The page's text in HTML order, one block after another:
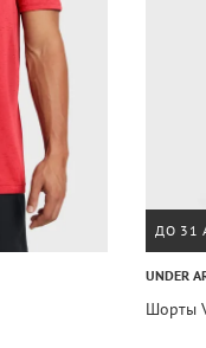
ДО 31
UNDER
Шорты